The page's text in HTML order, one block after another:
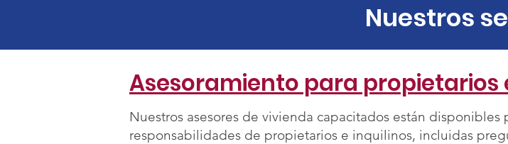
Nuestros
Asesoramiento para propietarios
Nuestros asesores de vivienda capacitados están
responsabilidades de propietarios e inquilinos, incluidas